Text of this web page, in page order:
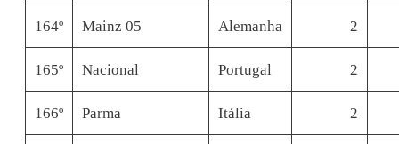
164º Mainz 05 Alemanha 2
165º Nacional Portugal 2
166º Parma Itália 2